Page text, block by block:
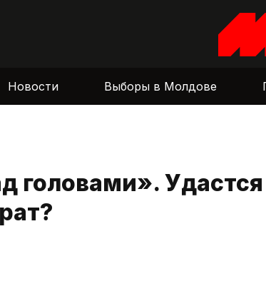
Новости Выборы в Молдове
головами».